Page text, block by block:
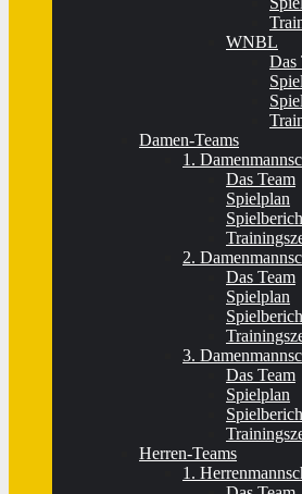
WNBL
Das
Damen-Teams
1.
Das Team
Spielplan
2.
Das Team
Spielplan
3.
Das Team
Spielplan
Herren-Teams
1.